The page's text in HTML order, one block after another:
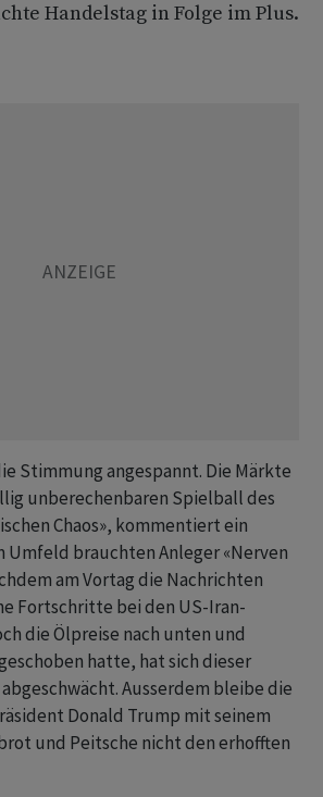
Handelstag in Folge im Plus.
Stimmung angespannt. Die Märkte
unberechenbaren Spielball des
Chaos», kommentiert ein
Umfeld brauchten Anleger «Nerven
am Vortag die Nachrichten
Fortschritte bei den US-Iran-
die Ölpreise nach unten und
hatte, hat sich dieser
Ausserdem bleibe die
Donald Trump mit seinem
und Peitsche nicht den erhofften